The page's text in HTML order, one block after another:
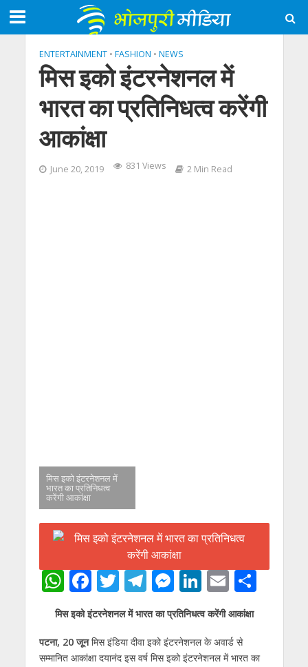
ENTERTAINMENT • FASHION • NEWS
मिस इको इंटरनेशनल में
भारत का प्रतिनिधत्व करेंगी
आकांक्षा
June 20, 2019 831 Views 2 Min Read
मिस इको इंटरनेशनल में
भारत का प्रतिनिधत्व
करेंगी आकांक्षा
W
h
at
s
F
ac
e
b
T
w
itt
er
T
el
e
gr
M
e
ss
e
Li
n
k
e
E
m
ai
l
S
मिस इको इंटरनेशनल में भारत का प्रतिनिधत्व करेंगी आकांक्षा
पटना, 20 जूनमिस इंडिया दीवा इको इंटरनेशनल के अवार्ड से
सम्मानित आकांक्षा दयानंद इस वर्ष मिस इको इंटरनेशनल में भारत का